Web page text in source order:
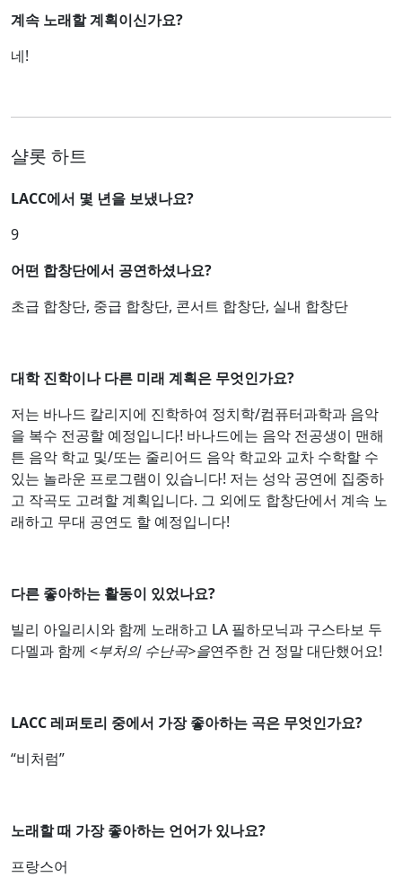
계속 노래할 계획이신가요?
네!
샬롯 하트
LACC에서 몇 년을 보냈나요?
9
어떤 합창단에서 공연하셨나요?
초급 합창단, 중급 합창단, 콘서트 합창단, 실내 합창단
대학 진학이나 다른 미래 계획은 무엇인가요?
저는 바나드 칼리지에 진학하여 정치학/컴퓨터과학과 음악
을 복수 전공할 예정입니다! 바나드에는 음악 전공생이 맨해
튼 음악 학교 및/또는 줄리어드 음악 학교와 교차 수학할 수
있는 놀라운 프로그램이 있습니다! 저는 성악 공연에 집중하
고 작곡도 고려할 계획입니다. 그 외에도 합창단에서 계속 노
래하고 무대 공연도 할 예정입니다!
다른 좋아하는 활동이 있었나요?
빌리 아일리시와 함께 노래하고 LA 필하모닉과 구스타보 두
다멜과 함께 <부처의 수난곡>을연주한 건 정말 대단했어요!
LACC 레퍼토리 중에서 가장 좋아하는 곡은 무엇인가요?
“비처럼”
노래할 때 가장 좋아하는 언어가 있나요?
프랑스어